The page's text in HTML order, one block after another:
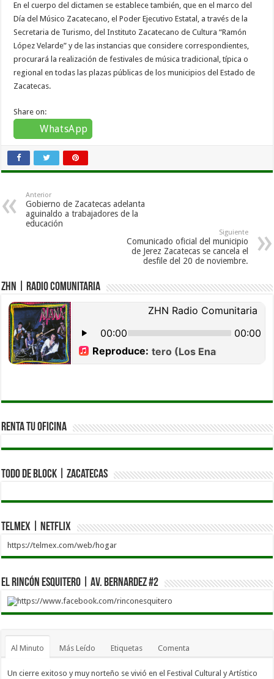
En el cuerpo del dictamen se establece también, que en el marco del
Día del Músico Zacatecano, el Poder Ejecutivo Estatal, a través de la
Secretaria de Turismo, del Instituto Zacatecano de Cultura “Ramón
López Velarde” y de las instancias que considere correspondientes,
procurará la realización de festivales de música tradicional, típica o
regional en todas las plazas públicas de los municipios del Estado de
Zacatecas.
Share on:
WhatsApp
Anterior
Gobierno de Zacatecas adelanta
aguinaldo a trabajadores de la
educación
Siguiente
Comunicado oficial del municipio
de Jerez Zacatecas se cancela el
desfile del 20 de noviembre.
ZHN | Radio Comunitaria
Renta tu Oficina
Todo de Block | Zacatecas
Telmex | Netflix
https://telmex.com/web/hogar
El Rincón Esquitero | Av. Bernardez #2
https://www.facebook.com/rinconesquitero
Al Minuto Más Leído Etiquetas Comenta
Un cierre exitoso y muy norteño se vivió en el Festival Cultural y Artístico